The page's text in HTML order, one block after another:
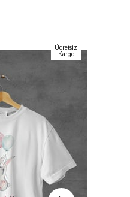
Ücretsiz
Kargo